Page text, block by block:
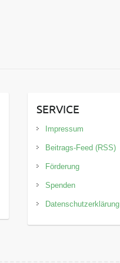
SERVICE
Impressum
Beitrags-Feed (RSS)
Förderung
Spenden
Datenschutzerklärung